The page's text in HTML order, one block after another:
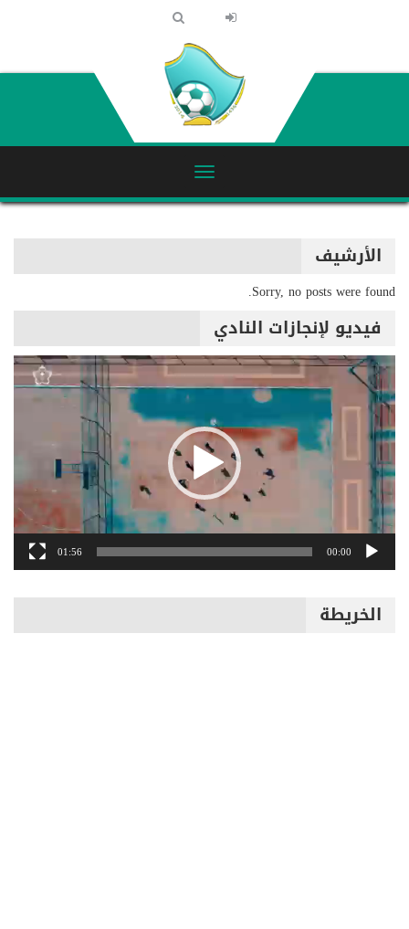
الأرشيف
Sorry, no posts were found.
فيديو لإنجازات النادي
مشغل
الفيديو
00:00
01:56
الخريطة